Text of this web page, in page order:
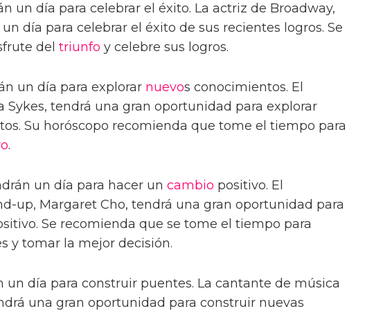
un día para celebrar el éxito. La actriz de Broadway,
día para celebrar el éxito de sus recientes logros. Se
del triunfo y celebre sus logros.
un día para explorar nuevos conocimientos. El
Sykes, tendrá una gran oportunidad para explorar
Su horóscopo recomienda que tome el tiempo para
.
un día para hacer un cambio positivo. El
up, Margaret Cho, tendrá una gran oportunidad para
Se recomienda que se tome el tiempo para
y tomar la mejor decisión.
un día para construir puentes. La cantante de música
una gran oportunidad para construir nuevas